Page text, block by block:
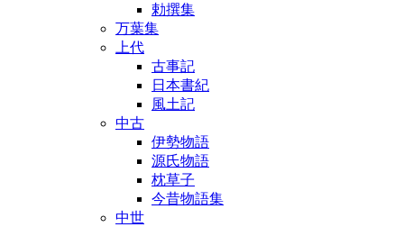
勅撰集
万葉集
上代
古事記
日本書紀
風土記
中古
伊勢物語
源氏物語
枕草子
今昔物語集
中世